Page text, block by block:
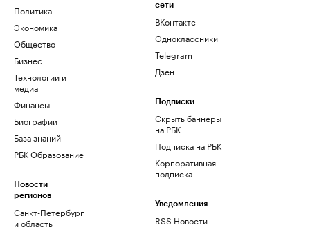
Политика
Экономика
Общество
Бизнес
Технологии и
медиа
Финансы
Биографии
База знаний
РБК Образование
Новости
регионов
Санкт-Петербург
и область
сети
ВКонтакте
Одноклассники
Telegram
Дзен
Подписки
Скрыть баннеры
на РБК
Подписка на РБК
Корпоративная
подписка
Уведомления
RSS Новости